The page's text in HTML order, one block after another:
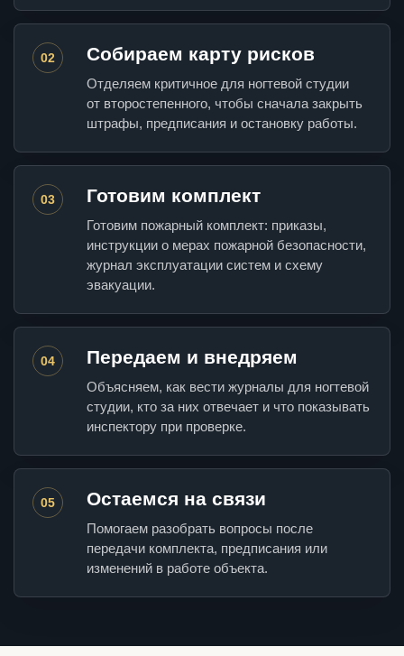
02 Собираем карту рисков
Отделяем критичное для ногтевой студии
от второстепенного, чтобы сначала закрыть
штрафы, предписания и остановку работы.
03 Готовим комплект
Готовим пожарный комплект: приказы,
инструкции о мерах пожарной безопасности,
журнал эксплуатации систем и схему
эвакуации.
04 Передаем и внедряем
Объясняем, как вести журналы для ногтевой
студии, кто за них отвечает и что показывать
инспектору при проверке.
05 Остаемся на связи
Помогаем разобрать вопросы после
передачи комплекта, предписания или
изменений в работе объекта.